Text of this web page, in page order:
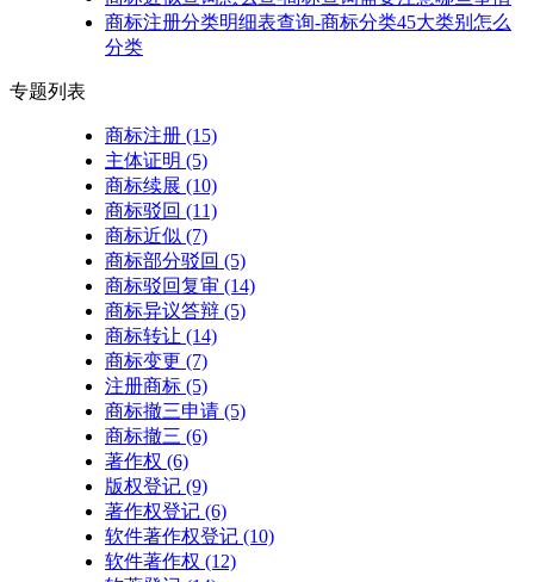
商标注册分类明细表查询-商标分类45大类别怎么
分类
专题列表
商标注册 (15)
主体证明 (5)
商标续展 (10)
商标驳回 (11)
商标近似 (7)
商标部分驳回 (5)
商标驳回复审 (14)
商标异议答辩 (5)
商标转让 (14)
商标变更 (7)
注册商标 (5)
商标撤三申请 (5)
商标撤三 (6)
著作权 (6)
版权登记 (9)
著作权登记 (6)
软件著作权登记 (10)
软件著作权 (12)